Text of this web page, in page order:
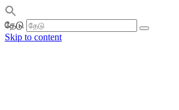
தேடு
Skip to content